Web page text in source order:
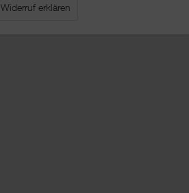
Widerruf erklären